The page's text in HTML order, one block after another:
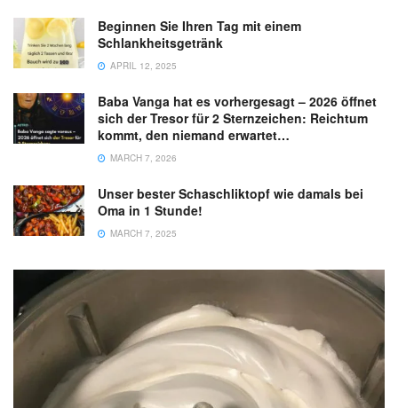
Beginnen Sie Ihren Tag mit einem
Schlankheitsgetränk
APRIL 12, 2025
Baba Vanga hat es vorhergesagt – 2026 öffnet
sich der Tresor für 2 Sternzeichen: Reichtum
kommt, den niemand erwartet…
MARCH 7, 2026
Unser bester Schaschliktopf wie damals bei
Oma in 1 Stunde!
MARCH 7, 2025